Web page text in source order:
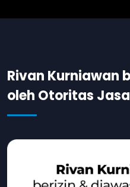
Rivan Kurniawan
oleh Otoritas